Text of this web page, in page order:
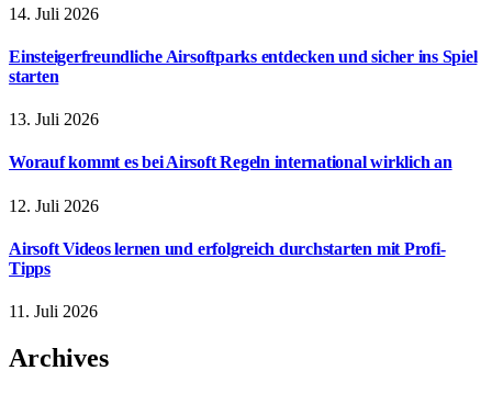
14. Juli 2026
Einsteigerfreundliche Airsoftparks entdecken und sicher ins Spiel
starten
13. Juli 2026
Worauf kommt es bei Airsoft Regeln international wirklich an
12. Juli 2026
Airsoft Videos lernen und erfolgreich durchstarten mit Profi-
Tipps
11. Juli 2026
Archives